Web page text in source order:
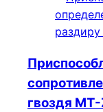
гвоздя